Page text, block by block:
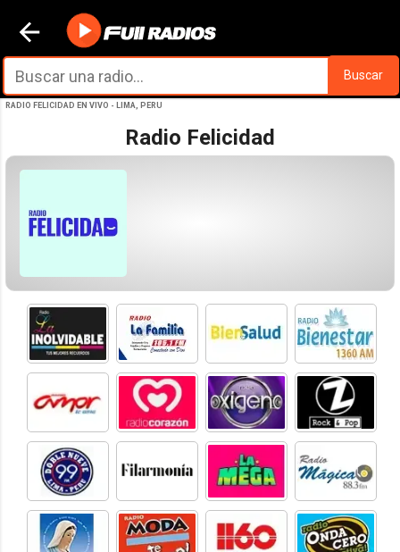
Ir al contenido principal
Buscar
RADIO FELICIDAD EN VIVO - LIMA, PERU
Radio Felicidad